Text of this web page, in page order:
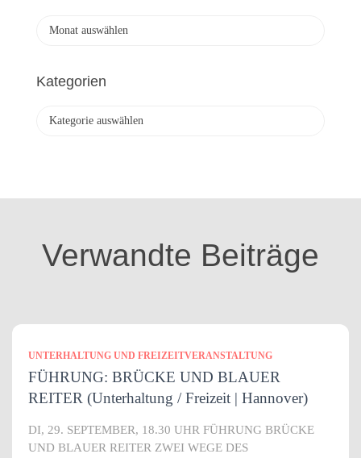
h
Kategorien
o
Verwandte Beiträge
UNTERHALTUNG UND FREIZEITVERANSTALTUNG
FÜHRUNG: BRÜCKE UND BLAUER
REITER (Unterhaltung / Freizeit | Hannover)
DI, 29. SEPTEMBER, 18.30 UHR FÜHRUNG BRÜCKE
UND BLAUER REITER ZWEI WEGE DES